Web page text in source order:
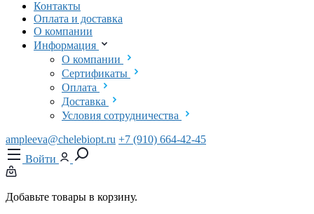
Контакты
Оплата и доставка
О компании
Информация
О компании
Сертификаты
Оплата
Доставка
Условия сотрудничества
ampleeva@chelebiopt.ru +7 (910) 664-42-45
Войти
Добавьте товары в корзину.